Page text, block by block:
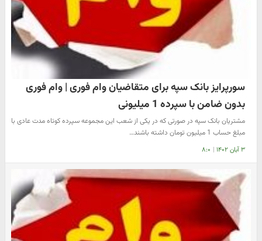
سورپرایز بانک سپه برای متقاضیان وام فوری | وام فوری
بدون ضامن با سپرده 1 میلیونی
مشتریان بانک سپه در صورتی که در یکی از شعب این مجموعه سپرده کوتاه مدت عادی با
مبلغ حساب 1 میلیون تومان داشته باشند…
۳ آبان ۱۴۰۲ | ۸:۰